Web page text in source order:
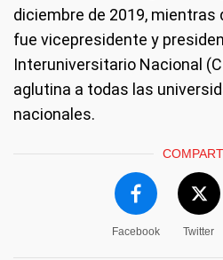
diciembre de 2019, mientras
fue vicepresidente y
Interuniversitario Nacional
aglutina a todas las
nacionales.
Facebook Twitter